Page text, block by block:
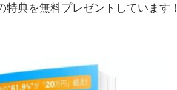
典を無料プレゼントしています！